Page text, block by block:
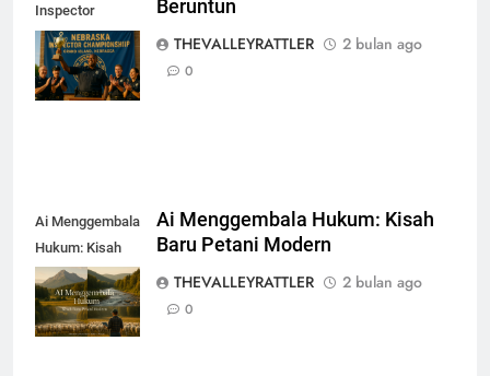
Inspector
Championships
Tiga Tahun
Beruntun
Beruntun
THEVALLEYRATTLER
2 bulan ago
0
Ai Menggembala
Hukum: Kisah
Baru Petani
Modern
Ai Menggembala Hukum: Kisah
Baru Petani Modern
THEVALLEYRATTLER
2 bulan ago
0